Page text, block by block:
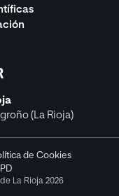
(La Rioja)
de Cookies
La Rioja 2026